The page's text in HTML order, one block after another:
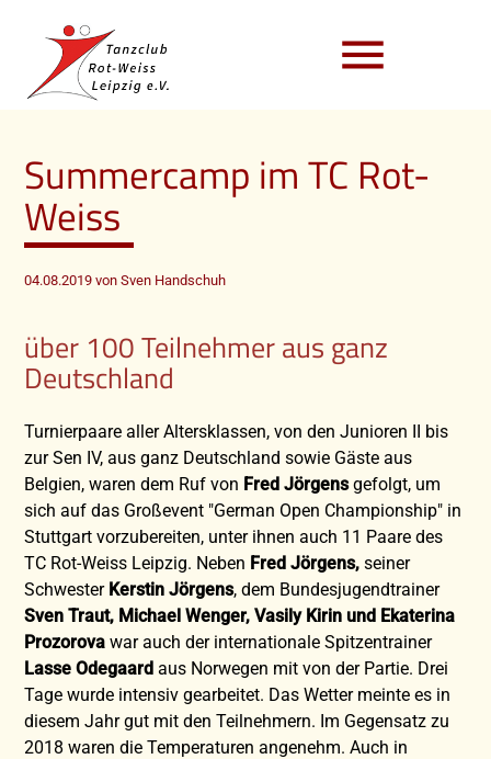
menu
Summercamp im TC Rot-
Weiss
04.08.2019 von Sven Handschuh
über 100 Teilnehmer aus ganz
Deutschland
Turnierpaare aller Altersklassen, von den Junioren II bis
zur Sen IV, aus ganz Deutschland sowie Gäste aus
Belgien, waren dem Ruf von Fred Jörgensgefolgt, um
sich auf das Großevent "German Open Championship" in
Stuttgart vorzubereiten, unter ihnen auch 11 Paare des
TC Rot-Weiss Leipzig. Neben Fred Jörgens, seiner
Schwester Kerstin Jörgens, dem Bundesjugendtrainer
Sven Traut, Michael Wenger, Vasily Kirin und Ekaterina
Prozorova war auch der internationale Spitzentrainer
Lasse Odegaard aus Norwegen mit von der Partie. Drei
Tage wurde intensiv gearbeitet. Das Wetter meinte es in
diesem Jahr gut mit den Teilnehmern. Im Gegensatz zu
2018 waren die Temperaturen angenehm. Auch in